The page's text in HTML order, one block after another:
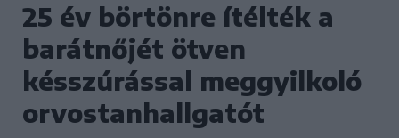
25 év börtönre ítélték a
barátnőjét ötven
késszúrással meggyilkoló
orvostanhallgatót